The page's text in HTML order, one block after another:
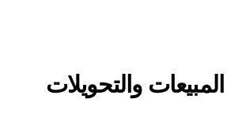
والتحويلات